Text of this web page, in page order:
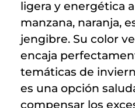
ligera y energética
manzana, naranja,
jengibre. Su color
encaja
temáticas de
es una opción
compensar los